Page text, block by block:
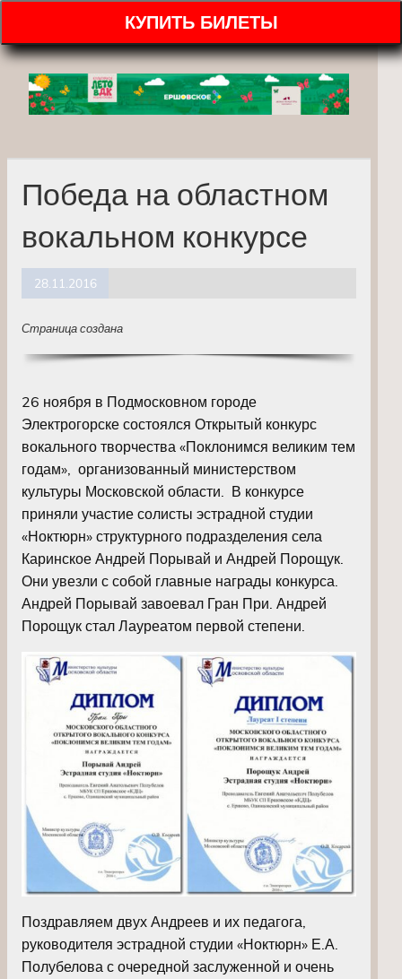
КУПИТЬ БИЛЕТЫ
Победа на областном
вокальном конкурсе
28.11.2016
Страница создана
26 ноября в Подмосковном городе
Электрогорске состоялся Открытый конкурс
вокального творчества «Поклонимся великим тем
годам», организованный министерством
культуры Московской области. В конкурсе
приняли участие солисты эстрадной студии
«Ноктюрн» структурного подразделения села
Каринское Андрей Порывай и Андрей Порощук.
Они увезли с собой главные награды конкурса.
Андрей Порывай завоевал Гран При. Андрей
Порощук стал Лауреатом первой степени.
Поздравляем двух Андреев и их педагога,
руководителя эстрадной студии «Ноктюрн» Е.А.
Полубелова с очередной заслуженной и очень